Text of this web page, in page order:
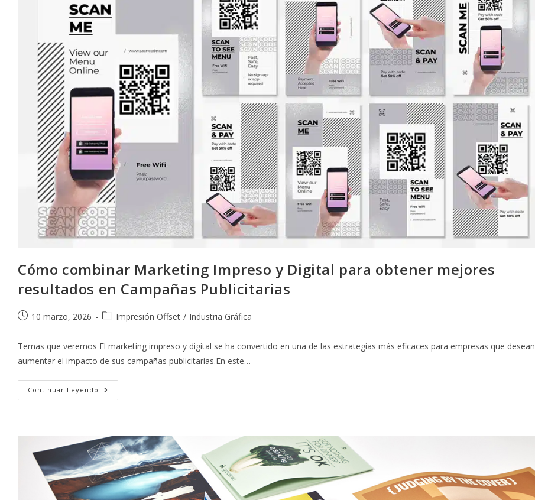
Cómo combinar Marketing Impreso y Digital para obtener mejores
resultados en Campañas Publicitarias
Publicación
la
10 marzo, 2026
Categoría
la
Impresión Offset / Industria Gráfica
Temas que veremos El marketing impreso y digital se ha convertido en una de las estrategias más eficaces para empresas que desean
aumentar el impacto de sus campañas publicitarias.En este…
Continuar Leyendo Cómo
Combinar
Para
Obtener
Mejores
Resultados
En
Campañas
Publicitarias